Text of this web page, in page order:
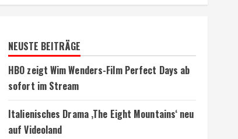
NEUSTE BEITRÄGE
HBO zeigt Wim Wenders-Film Perfect Days ab
sofort im Stream
Italienisches Drama ‚The Eight Mountains‘ neu
auf Videoland